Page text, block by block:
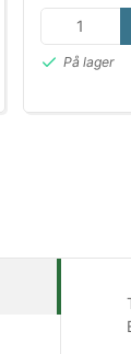
På lager